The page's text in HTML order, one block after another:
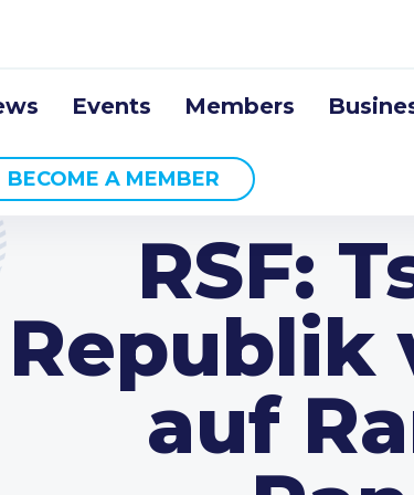
Events Members
BECOME A MEMBER
RSF:
Republik
auf